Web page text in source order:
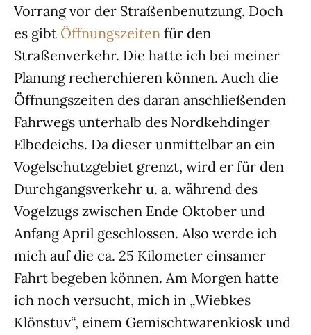
Vorrang vor der Straßenbenutzung. Doch
es gibt Öffnungszeiten für den
Straßenverkehr. Die hatte ich bei meiner
Planung recherchieren können. Auch die
Öffnungszeiten des daran anschließenden
Fahrwegs unterhalb des Nordkehdinger
Elbedeichs. Da dieser unmittelbar an ein
Vogelschutzgebiet grenzt, wird er für den
Durchgangsverkehr u. a. während des
Vogelzugs zwischen Ende Oktober und
Anfang April geschlossen. Also werde ich
mich auf die ca. 25 Kilometer einsamer
Fahrt begeben können. Am Morgen hatte
ich noch versucht, mich in „Wiebkes
Klönstuv“, einem Gemischtwarenkiosk und